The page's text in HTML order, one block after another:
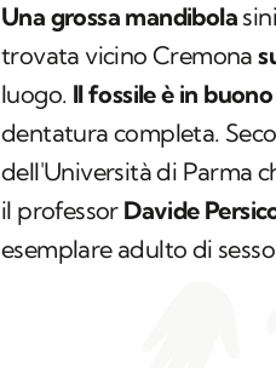
Una grossa mandibola
trovata vicino Cremona
luogo. Il fossile è in
dentatura completa.
dell'Università di Parma
il professor Davide
esemplare adulto di